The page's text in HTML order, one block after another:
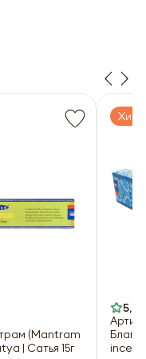
(Mantram
| Сатья 15г
Хит!
5,0